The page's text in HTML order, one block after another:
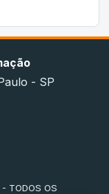
- SP
TODOS OS